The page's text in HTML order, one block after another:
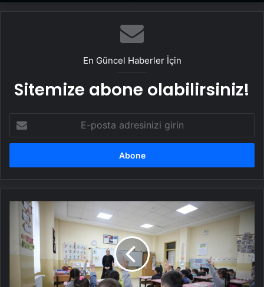
En Güncel Haberler İçin
Sitemize abone olabilirsiniz!
posta
adresinizi
MEB:
Öğretmenlerin
şehir
yer
değiştirme
başvuruları